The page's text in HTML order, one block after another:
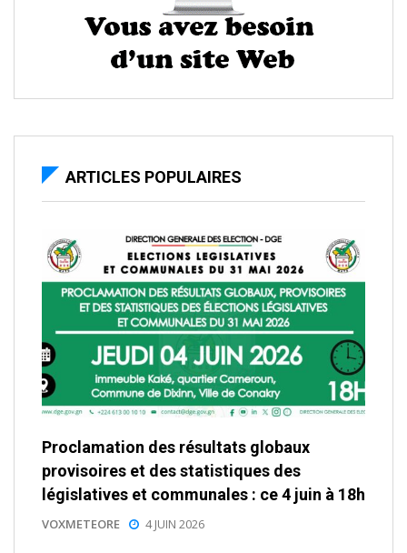
ARTICLES POPULAIRES
Proclamation des résultats globaux
provisoires et des statistiques des
législatives et communales : ce 4 juin à 18h
VOXMETEORE 4 JUIN 2026